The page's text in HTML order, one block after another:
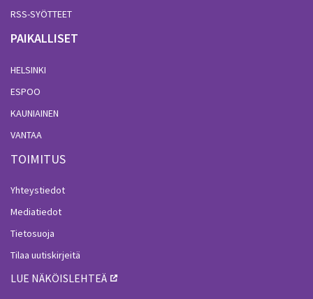
RSS-SYÖTTEET
PAIKALLISET
HELSINKI
ESPOO
KAUNIAINEN
VANTAA
TOIMITUS
Yhteystiedot
Mediatiedot
Tietosuoja
Tilaa uutiskirjeitä
LUE NÄKÖISLEHTEÄ